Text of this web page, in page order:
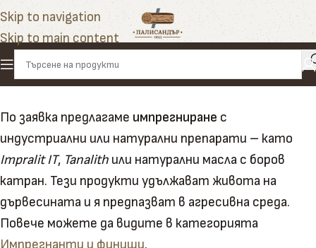
Skip to navigation
Skip to main content
По заявка предлагаме импрегниране с
индустриални или натурални препарати – като
Impralit IT, Tanalith или натурални масла с боров
катран. Тези продукти удължават живота на
дървесината и я предпазват в агресивна среда.
Повече можете да видите в категорията